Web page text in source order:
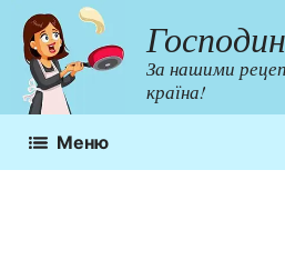
Перейти
до
контенту
За нашими
країна!
Меню